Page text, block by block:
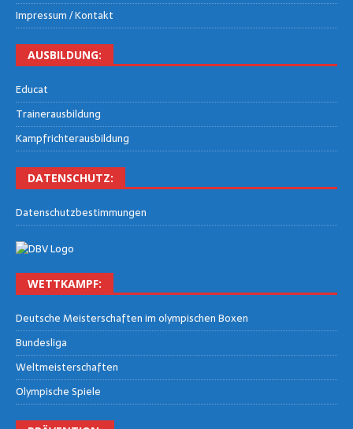
Impres­sum / Kontakt
AUS­BIL­DUNG:
Edu­cat
Trai­ner­aus­bil­dung
Kampf­rich­ter­aus­bil­dung
DATEN­SCHUTZ:
Daten­schutz­be­stim­mun­gen
WETT­KAMPF:
Deut­sche Meis­ter­schaf­ten im olym­pi­schen Boxen
Bun­des­li­ga
Welt­meis­ter­schaf­ten
Olym­pi­sche Spiele